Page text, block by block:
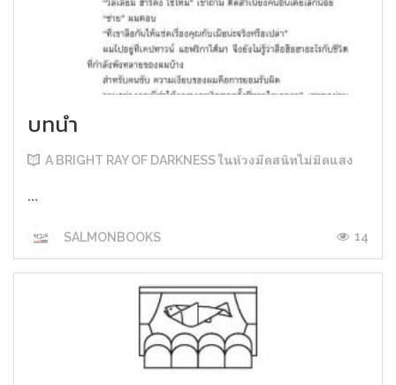
บทนำ
A BRIGHT RAY OF DARKNESS ในห้วงมืดสนิทไม่มิดแสง
...
SALMONBOOKS 14